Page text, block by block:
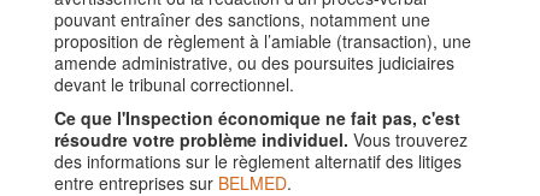
pouvant entraîner des sanctions, notamment une
proposition de règlement à l’amiable (transaction), une
amende administrative, ou des poursuites judiciaires
devant le tribunal correctionnel.
Ce que l'Inspection économique ne fait pas, c'est
résoudre votre problème individuel. Vous trouverez
des informations sur le règlement alternatif des litiges
entre entreprises sur BELMED.